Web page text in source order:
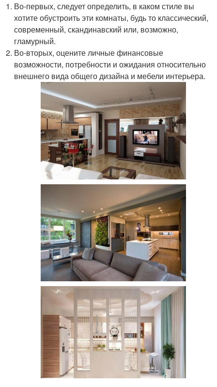
Во-первых, следует определить, в каком стиле вы
хотите обустроить эти комнаты, будь то классический,
современный, скандинавский или, возможно,
гламурный.
Во-вторых, оцените личные финансовые
возможности, потребности и ожидания относительно
внешнего вида общего дизайна и мебели интерьера.